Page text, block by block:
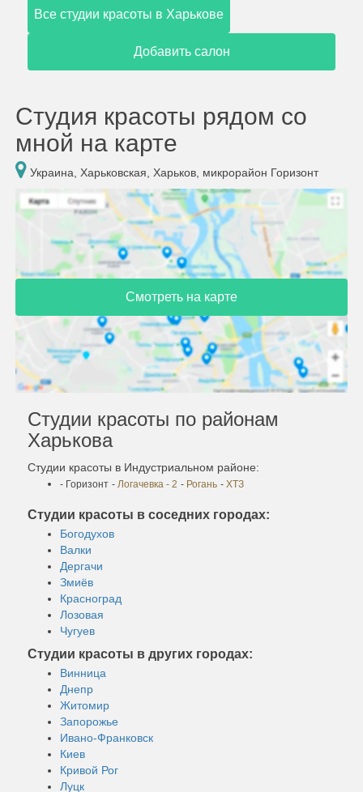
Все студии красоты в Харькове
Добавить салон
Студия красоты рядом со
мной на карте
Украина, Харьковская, Харьков, микрорайон Горизонт
Смотреть на карте
Студии красоты по районам
Харькова
Студии красоты в Индустриальном районе:
- Горизонт - Логачевка - 2 - Рогань - ХТЗ
Студии красоты в соседних городах:
Богодухов
Валки
Дергачи
Змиёв
Красноград
Лозовая
Чугуев
Студии красоты в других городах:
Винница
Днепр
Житомир
Запорожье
Ивано-Франковск
Киев
Кривой Рог
Луцк